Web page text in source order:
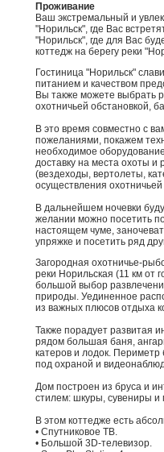
Проживание
Ваш экстремальный и
"Норильск", где Вас
"Норильск", где для Вас
коттедж на берегу реки
Гостиница "Норильск"
питанием и качеством
Вы также можете выбрать
охотничьей обстановкой,
В это время совместно с
пожеланиями, покажем
необходимое
доставку на места охоты и
(вездеходы, вертолеты,
осуществления
В дальнейшем ночевки
желании можно посетить
настоящем чуме,
упряжке и посетить ряд
Загородная охотничье-
реки Норильская (11 км от
большой выбор
природы. Уединенное
из важных плюсов отдыха
Также порадует развитая
рядом большая баня,
катеров и лодок.
под охраной и
Дом построен из бруса и
стилем: шкуры, сувениры и
В этом коттедже есть
• Спутниковое ТВ.
• Большой 3D-телевизор.